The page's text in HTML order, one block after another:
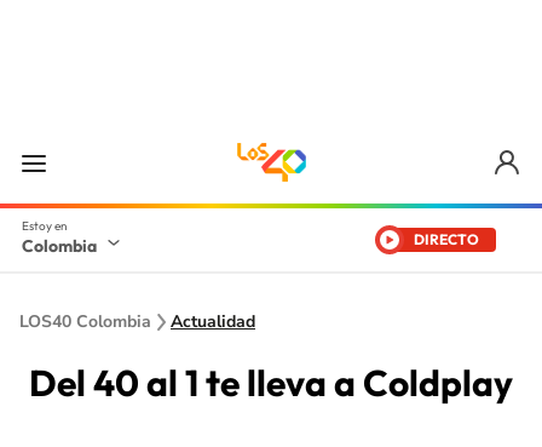
Colombia DIRECTO
LOS40 Colombia Actualidad
Del 40 al 1 te lleva a Coldplay